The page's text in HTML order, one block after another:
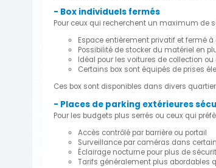
- Box individuels fermés
Pour ceux qui recherchent un maximum de
Espace entièrement privatif et fermé à
Possibilité de stocker du matériel en
Idéal pour les voitures de collection
Certains box sont équipés de prises
Ces box sont disponibles dans divers
- Places de parking extérieures
Pour les budgets plus serrés ou ceux qui
Accès contrôlé par barrière ou portail
Surveillance par caméras dans
Éclairage nocturne pour plus de
Tarifs généralement plus abordables